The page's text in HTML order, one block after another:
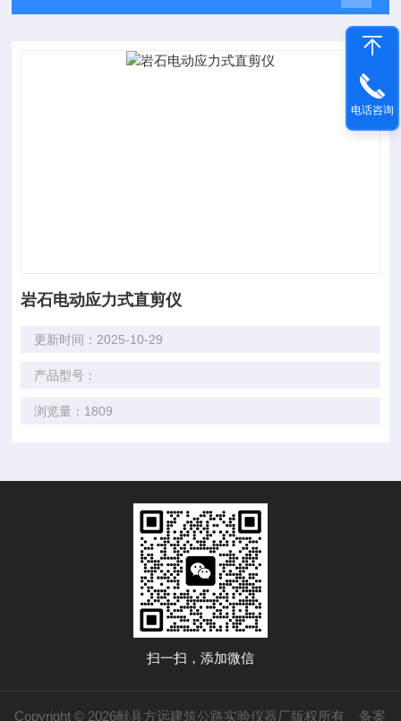
岩石电动应力式直剪仪
更新时间：2025-10-29
产品型号：
浏览量：1809
扫一扫，添加微信
Copyright © 2026献县方远建筑公路实验仪器厂版权所有 备案
电话咨询